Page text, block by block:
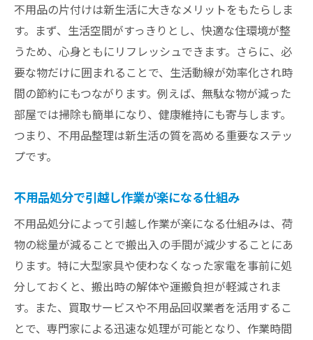
不用品の片付けは新生活に大きなメリットをもたらしま
す。まず、生活空間がすっきりとし、快適な住環境が整
うため、心身ともにリフレッシュできます。さらに、必
要な物だけに囲まれることで、生活動線が効率化され時
間の節約にもつながります。例えば、無駄な物が減った
部屋では掃除も簡単になり、健康維持にも寄与します。
つまり、不用品整理は新生活の質を高める重要なステッ
プです。
不用品処分で引越し作業が楽になる仕組み
不用品処分によって引越し作業が楽になる仕組みは、荷
物の総量が減ることで搬出入の手間が減少することにあ
ります。特に大型家具や使わなくなった家電を事前に処
分しておくと、搬出時の解体や運搬負担が軽減されま
す。また、買取サービスや不用品回収業者を活用するこ
とで、専門家による迅速な処理が可能となり、作業時間